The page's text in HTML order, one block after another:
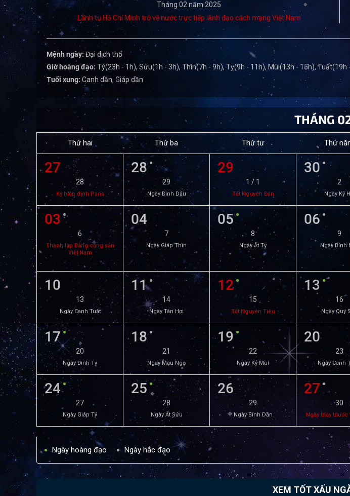
Tháng 02 năm 2025
Lãnh tụ Hồ Chí Minh trở về nước trực tiếp lãnh đạo cách mạng Việt Nam
Mệnh ngày: Đại dịch thổ
Giờ hoàng đạo: Tý(23h - 1h), Sửu(1h - 3h), Thìn(7h - 9h), Tỵ(9h - 11h), Mùi(13h - 15h), Tuất(19h
Tuổi xung: Canh dần, Giáp dần
THÁNG
Thứ hai Thứ ba Thứ tư Thứ
27
28
Ký hiệp định Paris
28
29
Ngày Đinh Dậu
29
1 / 1
Tết Nguyên Đán
30
2
Ngày Kỷ
03
6
Thành lập Đảng cộng sản
Việt Nam
04
7
Ngày Giáp Thìn
05
8
Ngày Ất Tỵ
06
9
Ngày Bính
10
13
Ngày Canh Tuất
11
14
Ngày Tân Hợi
12
15
Tết Nguyên Tiêu
13
16
Ngày Quý
17
20
Ngày Đinh Tỵ
18
21
Ngày Mậu Ngọ
19
22
Ngày Kỷ Mùi
20
23
Ngày Canh
24
27
Ngày Giáp Tý
25
28
Ngày Ất Sửu
26
29
Ngày Bính Dần
27
30
Ngày thầy thuốc
Ngày hoàng đạo Ngày hắc đạo
XEM TỐT XẤU